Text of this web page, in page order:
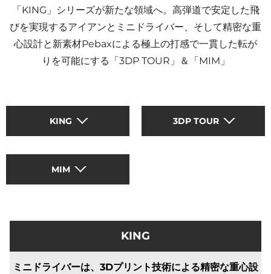
「KING」シリーズが新たな領域へ。高弾道で安定した飛
びを実現するアイアンとミニドライバー、そして精密な重
心設計と新素材Pebaxによる極上の打感で一貫した転が
りを可能にする「3DP TOUR」＆「MIM」
KING 3DP TOUR
MIM
KING
ミニドライバーは、3Dプリント技術による精密な重心設